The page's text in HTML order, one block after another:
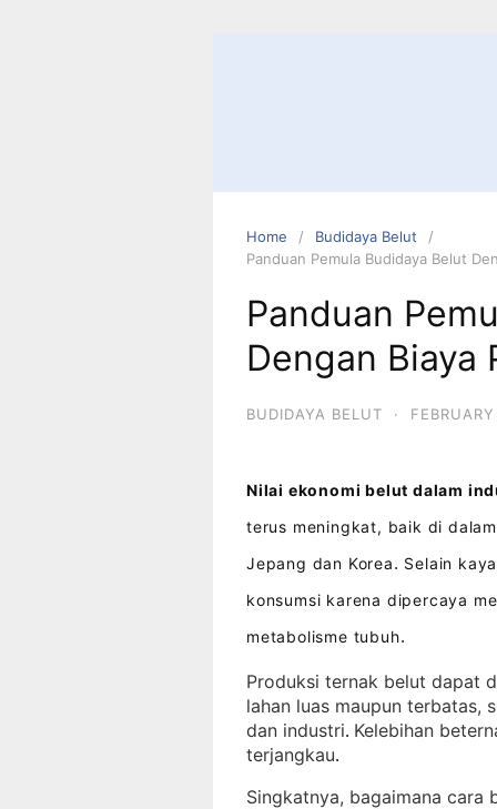
Home
Budidaya Belut
Panduan Pemula Budidaya Belut
Panduan
Dengan Biaya
BUDIDAYA BELUT ·
Nilai ekonomi belut dalam
terus meningkat, baik di
Jepang dan Korea. Selain
konsumsi karena dipercaya
metabolisme tubuh.
Produksi ternak belut dapat
lahan luas maupun terbatas,
dan industri. Kelebihan
terjangkau.
Singkatnya, bagaimana cara